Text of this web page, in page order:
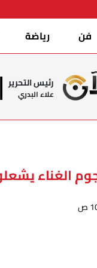
فن رياضة
رئيس التحرير
علاء البدري
الغناء